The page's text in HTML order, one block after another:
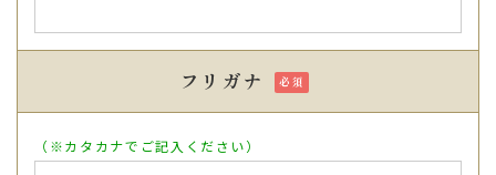
フリガナ
（※カタカナでご記入ください）